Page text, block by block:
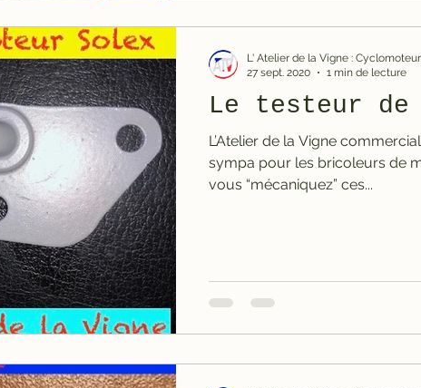
Le testeur
L’Atelier de la Vigne
sympa pour les bricoleurs de
vous “mécaniquez” ces...
L' Atelier de la Vigne :
27 sept. 2020
1 min de lecture